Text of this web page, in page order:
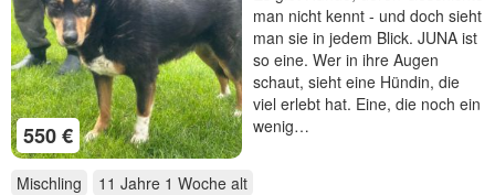
550 €
man nicht kennt - und doch sieht
man sie in jedem Blick. JUNA ist
so eine. Wer in ihre Augen
schaut, sieht eine Hündin, die
viel erlebt hat. Eine, die noch ein
wenig…
Mischling 11 Jahre 1 Woche alt